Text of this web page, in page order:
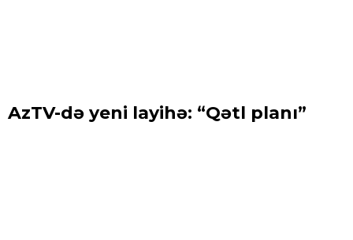
AzTV-də yeni layihə: “Qətl planı”